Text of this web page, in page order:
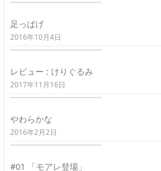
足っぱげ
2016年10月4日
レビュー : けりぐるみ
2017年11月16日
やわらかな
2016年2月2日
#01 「モアレ登場」